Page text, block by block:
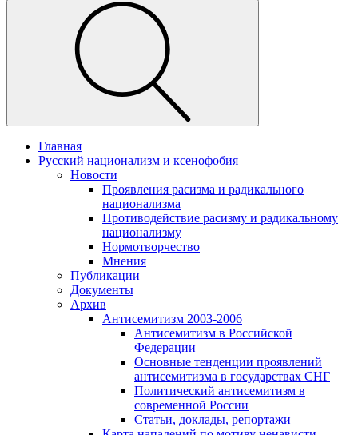
Главная
Русский национализм и ксенофобия
Новости
Проявления расизма и радикального
национализма
Противодействие расизму и радикальному
национализму
Нормотворчество
Мнения
Публикации
Документы
Архив
Антисемитизм 2003-2006
Антисемитизм в Российской
Федерации
Основные тенденции проявлений
антисемитизма в государствах СНГ
Политический антисемитизм в
современной России
Статьи, доклады, репортажи